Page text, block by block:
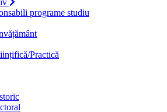
programe studiu
Practică